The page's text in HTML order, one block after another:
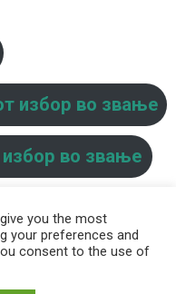
избор во звање
во звање
you the most
your preferences and
consent to the use of
Универзитет ,,Св. Кирил и